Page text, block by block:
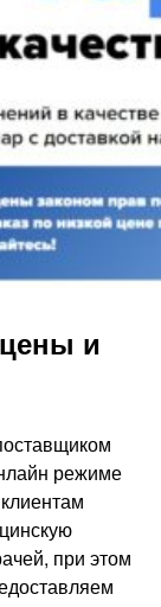
и
режиме
при этом